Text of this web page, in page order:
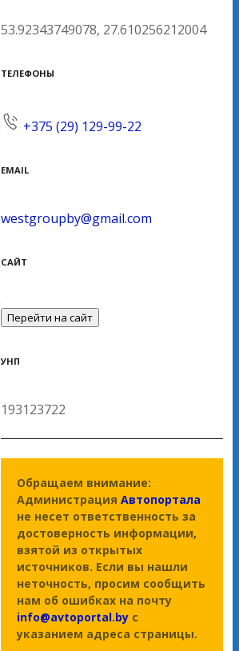
53.92343749078, 27.610256212004
ТЕЛЕФОНЫ
+375 (29) 129-99-22
EMAIL
westgroupby@gmail.com
САЙТ
Перейти на сайт
УНП
193123722
Обращаем внимание:
Администрация Автопортала
не несет ответственность за
достоверность информации,
взятой из открытых
источников. Если вы нашли
неточность, просим сообщить
нам об ошибках на почту
info@avtoportal.by с
указанием адреса страницы.